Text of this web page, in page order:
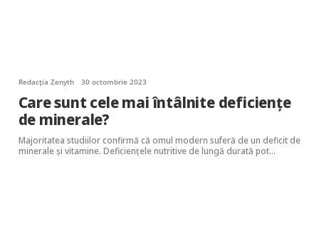
Redacția Zenyth 30 octombrie 2023
Care sunt cele mai întâlnite deficiențe
de minerale?
Majoritatea studiilor confirmă că omul modern suferă de un deficit de
minerale și vitamine. Deficiențele nutritive de lungă durată pot…